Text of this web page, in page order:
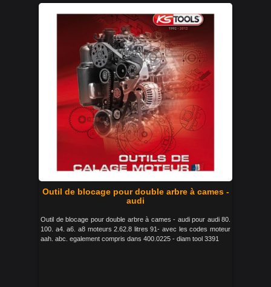
Outil de blocage pour double arbre à cames -
audi
Outil de blocage pour double arbre à cames - audi pour audi 80.
100. a4. a6. a8 moteurs 2.62.8 litres 91- avec les codes moteur
aah. abc. egalement compris dans 400.0225 - diam tool 3391